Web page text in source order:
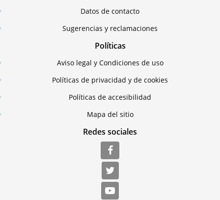
Datos de contacto
Sugerencias y reclamaciones
Políticas
Aviso legal y Condiciones de uso
Políticas de privacidad y de cookies
Políticas de accesibilidad
Mapa del sitio
Redes sociales